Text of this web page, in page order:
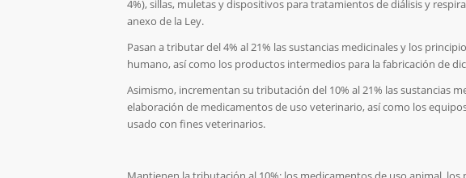
4%), sillas, muletas y dispositivos para tratamientos de diálisis y
anexo de la Ley.
Pasan a tributar del 4% al 21% las sustancias medicinales y los
humano, así como los productos intermedios para la fabricación de
Asimismo, incrementan su tributación del 10% al 21% las sustancias
elaboración de medicamentos de uso veterinario, así como los
usado con fines veterinarios.